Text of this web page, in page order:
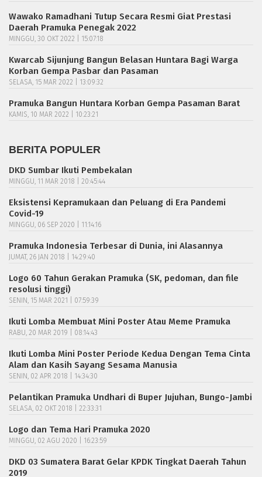
Wawako Ramadhani Tutup Secara Resmi Giat Prestasi
Daerah Pramuka Penegak 2022
MINGGU, 30 OKT 2022 | 15:07:18
Kwarcab Sijunjung Bangun Belasan Huntara Bagi Warga
Korban Gempa Pasbar dan Pasaman
SELASA, 15 MAR 2022 | 13:09:32
Pramuka Bangun Huntara Korban Gempa Pasaman Barat
KAMIS, 10 MAR 2022 | 10:23:21
BERITA POPULER
DKD Sumbar Ikuti Pembekalan
MINGGU, 11 MAR 2018 | 20:45:44
Eksistensi Kepramukaan dan Peluang di Era Pandemi
Covid-19
MINGGU, 06 SEP 2020 | 11:14:16
Pramuka Indonesia Terbesar di Dunia, ini Alasannya
JUMAT, 26 JAN 2018 | 14:29:40
Logo 60 Tahun Gerakan Pramuka (SK, pedoman, dan file
resolusi tinggi)
SENIN, 15 MAR 2021 | 07:59:39
Ikuti Lomba Membuat Mini Poster Atau Meme Pramuka
RABU, 20 MAR 2019 | 08:14:43
Ikuti Lomba Mini Poster Periode Kedua Dengan Tema Cinta
Alam dan Kasih Sayang Sesama Manusia
SENIN, 02 APR 2018 | 14:34:30
Pelantikan Pramuka Undhari di Buper Jujuhan, Bungo-Jambi
SELASA, 02 OKT 2018 | 22:33:31
Logo dan Tema Hari Pramuka 2020
MINGGU, 02 AGU 2020 | 16:23:59
DKD 03 Sumatera Barat Gelar KPDK Tingkat Daerah Tahun
2019